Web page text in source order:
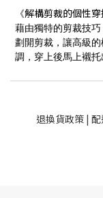
《解構剪裁的個性穿
藉由獨特的剪裁技
劃開剪裁，讓高級
調，穿上後馬上襯托
退換貨政策|